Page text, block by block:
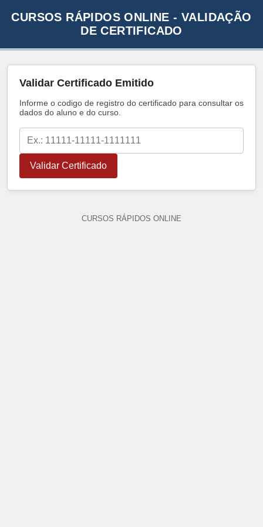
CURSOS RÁPIDOS ONLINE - VALIDAÇÃO
DE CERTIFICADO
Validar Certificado Emitido
Informe o codigo de registro do certificado para consultar os
dados do aluno e do curso.
Validar Certificado
CURSOS RÁPIDOS ONLINE